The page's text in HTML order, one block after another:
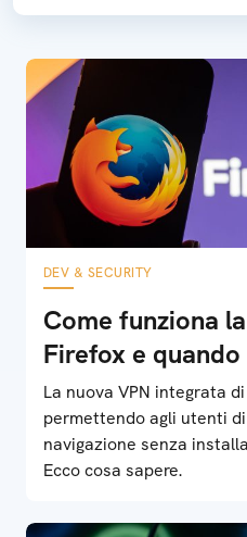
DEV & SECURITY
Come funziona
Firefox e
La nuova VPN integrata
permettendo agli utenti
navigazione senza
Ecco cosa sapere.